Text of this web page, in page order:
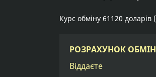
Курс обміну 61120 доларів
РОЗРАХУНОК
Віддаєте